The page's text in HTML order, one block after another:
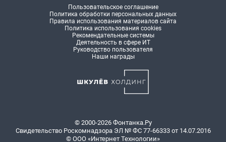
Пользовательское соглашение
Политика обработки персональных данных
Правила использования материалов сайта
Политика использования cookies
Рекомендательные системы
Деятельность в сфере ИТ
Руководство пользователя
Наши награды
© 2000-2026 Фонтанка.Ру
Свидетельство Роскомнадзора ЭЛ № ФС 77-66333 от 14.07.2016
© ООО «Интернет Технологии»